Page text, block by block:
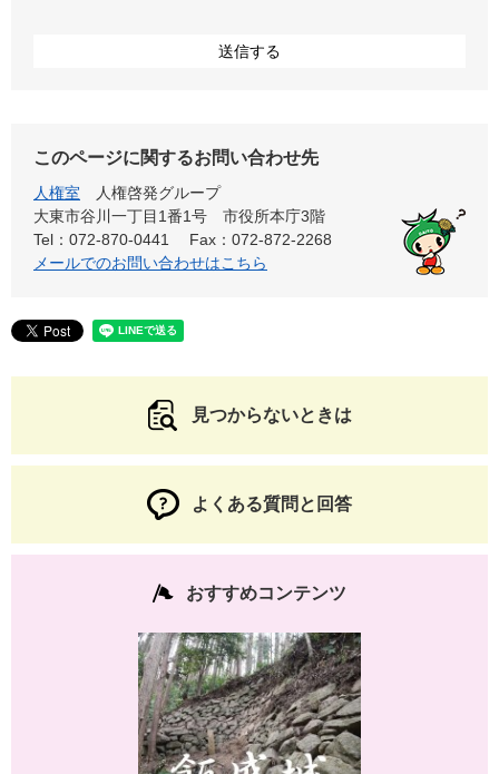
このページに関するお問い合わせ先
人権室
人権啓発グループ
大東市谷川一丁目1番1号 市役所本庁3階
Tel：072-870-0441
Fax：072-872-2268
メールでのお問い合わせはこちら
見つからないときは
よくある質問と回答
おすすめコンテンツ